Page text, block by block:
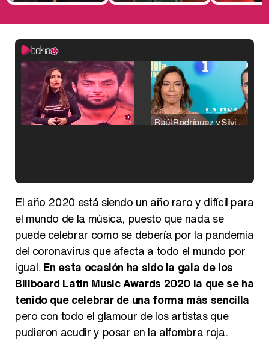
Raúl Rodríguez y Silvia Taulés nos cuentan su papel en 'La familia de la tele'
El año 2020 está siendo un año raro y difícil para
el mundo de la música, puesto que nada se
puede celebrar como se debería por la pandemia
del coronavirus que afecta a todo el mundo por
igual. En esta ocasión ha sido la gala de los
Billboard Latin Music Awards 2020 la que se ha
tenido que celebrar de una forma más sencilla
pero con todo el glamour de los artistas que
pudieron acudir y posar en la alfombra roja.